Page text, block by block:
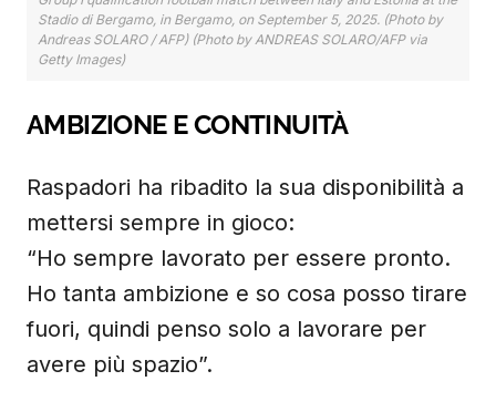
Stadio di Bergamo, in Bergamo, on September 5, 2025. (Photo by
Andreas SOLARO / AFP) (Photo by ANDREAS SOLARO/AFP via
Getty Images)
AMBIZIONE E CONTINUITÀ
Raspadori ha ribadito la sua disponibilità a
mettersi sempre in gioco:
“Ho sempre lavorato per essere pronto.
Ho tanta ambizione e so cosa posso tirare
fuori, quindi penso solo a lavorare per
avere più spazio”.